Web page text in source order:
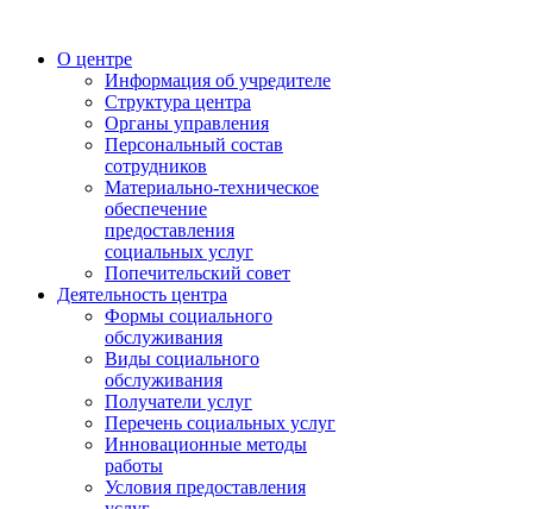
О центре
Информация об учредителе
Структура центра
Органы управления
Персональный состав
сотрудников
Материально-техническое
обеспечение
предоставления
социальных услуг
Попечительский совет
Деятельность центра
Формы социального
обслуживания
Виды социального
обслуживания
Получатели услуг
Перечень социальных услуг
Инновационные методы
работы
Условия предоставления